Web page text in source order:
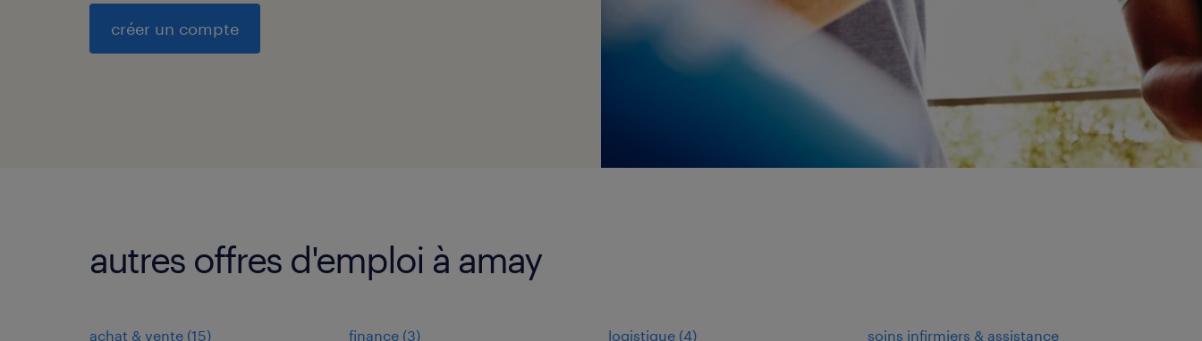
créer un compte
autres offres d'emploi à amay
achat & vente (15)
finance (3)
logistique (4)
soins infirmiers & assistance